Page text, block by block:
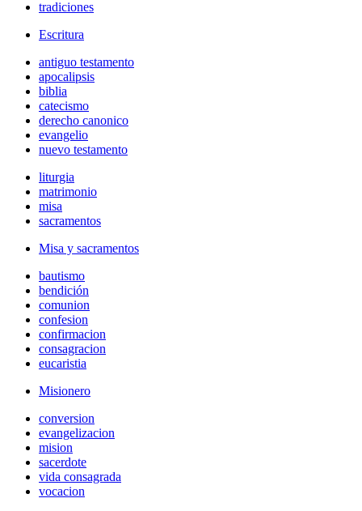
tradiciones
Escritura
antiguo testamento
apocalipsis
biblia
catecismo
derecho canonico
evangelio
nuevo testamento
liturgia
matrimonio
misa
sacramentos
Misa y sacramentos
bautismo
bendición
comunion
confesion
confirmacion
consagracion
eucaristia
Misionero
conversion
evangelizacion
mision
sacerdote
vida consagrada
vocacion